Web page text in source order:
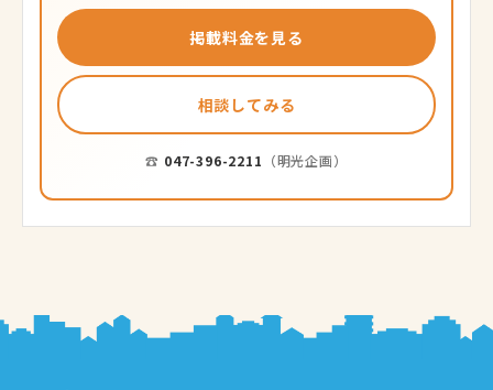
掲載料金を見る
相談してみる
☎ 047-396-2211 （明光企画）